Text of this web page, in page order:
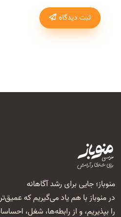
ثبت دیدگاه
منوباز؛ جایی برای رشد آگاهانه
در منوباز با هم یاد می‌گیریم که
را بپذیریم، و از رابطه‌ها، شغل‌،